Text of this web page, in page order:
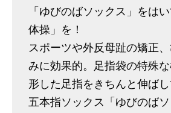
「ゆびのばソックス」をは
体操」を！
スポーツや外反母趾の矯正
みに効果的。足指袋の特殊
形した足指をきちんと伸ば
五本指ソックス「ゆびのば